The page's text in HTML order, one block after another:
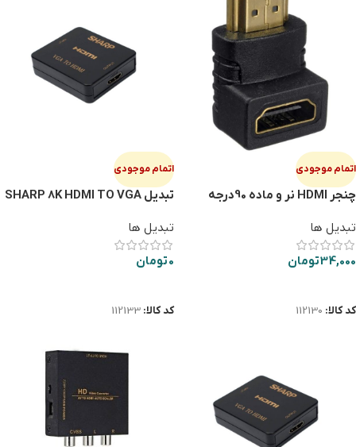
اتمام موجودی
چنجر HDMI نر و ماده 90درجه
تبدیل ها
34,000تومان
کد کالا: 112130
اتمام موجودی
تبدیل SHARP 8K HDMI TO VGA
تبدیل ها
0تومان
کد کالا: 112133